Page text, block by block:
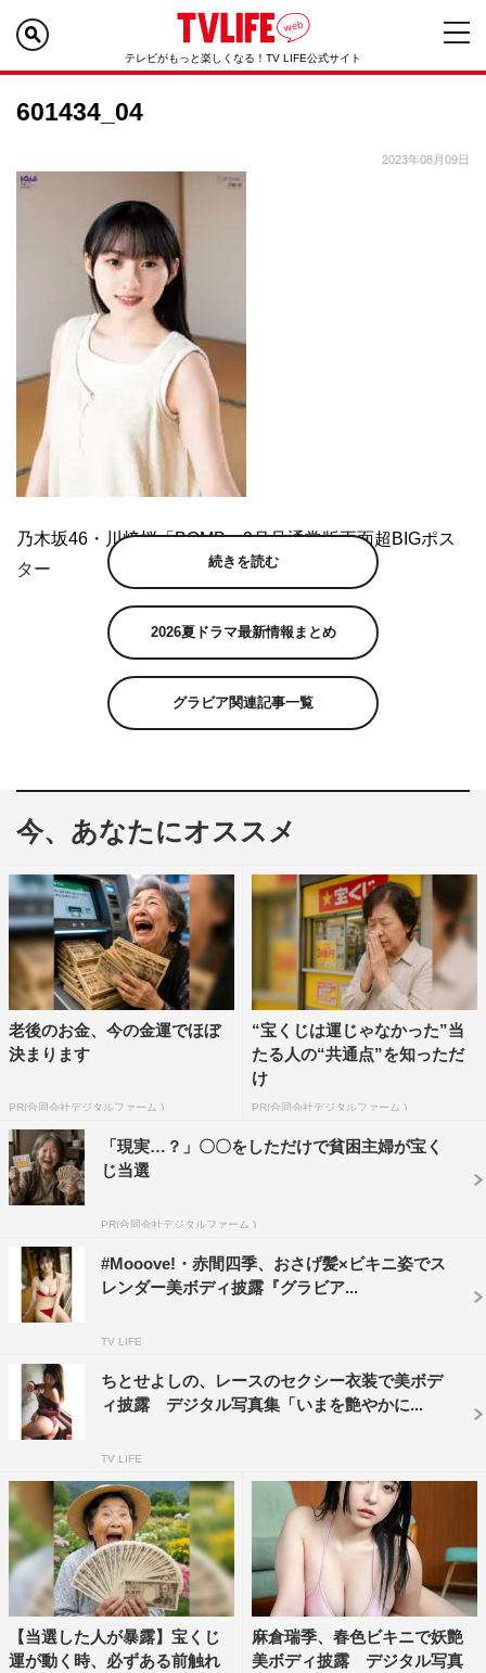
テレビがもっと楽しくなる！TV LIFE公式サイト
601434_04
2023年08月09日
乃木坂46・川﨑桜「BOMB」9月号通常版両面超BIGポス
ター
続きを読む
2026夏ドラマ最新情報まとめ
グラビア関連記事一覧
今、あなたにオススメ
老後のお金、今の金運でほぼ
決まります
PR(合同会社デジタルファーム )
“宝くじは運じゃなかった”当
たる人の“共通点”を知っただ
け
PR(合同会社デジタルファーム )
「現実…？」〇〇をしただけで貧困主婦が宝く
じ当選
PR(合同会社デジタルファーム )
#Mooove!・赤間四季、おさげ髪×ビキニ姿でス
レンダー美ボディ披露『グラビア...
TV LIFE
ちとせよしの、レースのセクシー衣装で美ボデ
ィ披露 デジタル写真集「いまを艶やかに...
TV LIFE
【当選した人が暴露】宝くじ
運が動く時、必ずある前触れ
麻倉瑞季、春色ビキニで妖艶
美ボディ披露 デジタル写真